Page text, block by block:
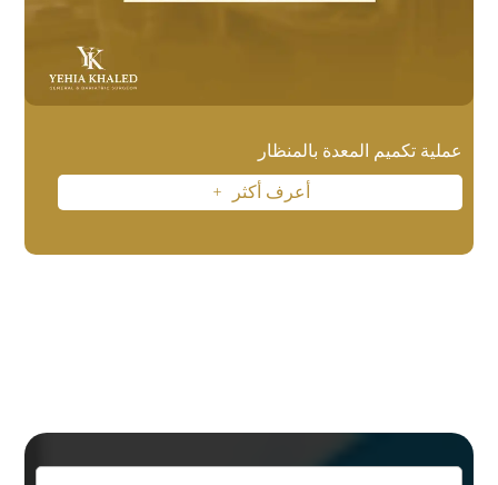
عملية تكميم المعدة بالمنظار
أعرف أكثر L